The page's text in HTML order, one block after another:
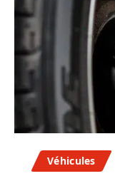
Véhicules